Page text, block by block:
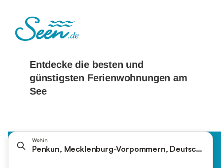
Wohin
Penkun, Mecklenburg-Vorpommern, Deutschland